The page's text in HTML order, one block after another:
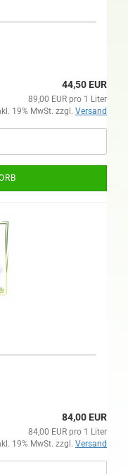
44,50 EUR
89,00 EUR pro 1 Liter
19% MwSt. zzgl. Versand
84,00 EUR
84,00 EUR pro 1 Liter
19% MwSt. zzgl. Versand